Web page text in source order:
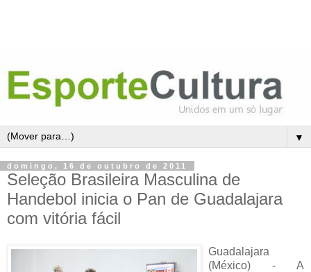
▼
domingo, 16 de outubro de 2011
Seleção Brasileira Masculina de
Handebol inicia o Pan de Guadalajara
com vitória fácil
Guadalajara
(México) - A